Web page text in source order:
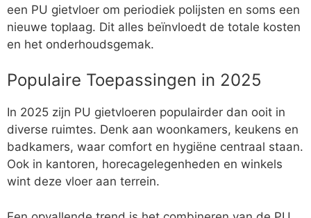
een PU gietvloer om periodiek polijsten en soms een
nieuwe toplaag. Dit alles beïnvloedt de totale kosten
en het onderhoudsgemak.
Populaire Toepassingen in 2025
In 2025 zijn PU gietvloeren populairder dan ooit in
diverse ruimtes. Denk aan woonkamers, keukens en
badkamers, waar comfort en hygiëne centraal staan.
Ook in kantoren, horecagelegenheden en winkels
wint deze vloer aan terrein.